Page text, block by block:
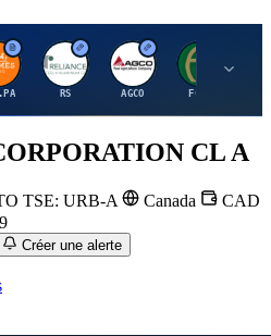
R
RS
A
AGCO FCFS
CL A
TSE: URB-A Canada
CAD
Créer une alerte